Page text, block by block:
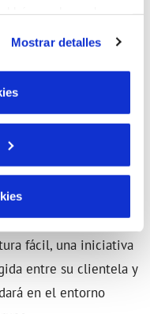
web funcione y que
Puedes consultar
de Cookies
Mostrar detalles
años atrás en las
de Hidralia en San
en el punto de partida
un nuevo salto
en la adaptación de
fácil, una iniciativa
entre su clientela y
en el entorno